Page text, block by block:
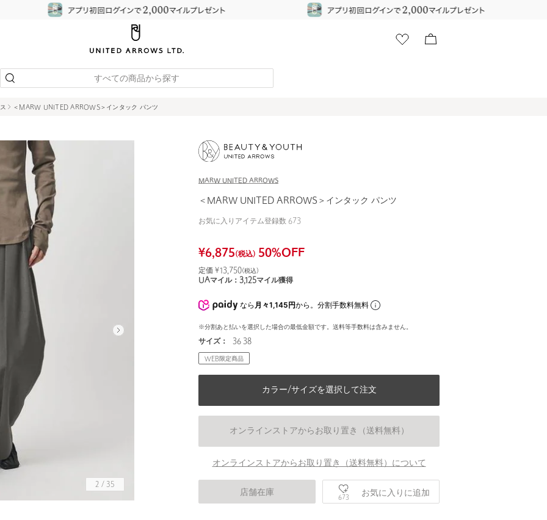
すべての商品から探す
＜MARW UNITED ARROWS＞インタック パンツ
2 / 35
MARW UNITED ARROWS
＜MARW UNITED ARROWS＞インタック パンツ
お気に入りアイテム登録数 673
¥6,875(税込) 50%OFF
定価 ¥ 13,750(税込)
UAマイル： 3,125マイル獲得
なら 月々1,145円から。分割手数料無料
※分割あと払いを選択した場合の最低金額です。送料等手数料は含みません。
サイズ： 36 38
WEB限定商品
カラー/サイズを選択して注文
オンラインストアからお取り置き（送料無料）
オンラインストアからお取り置き（送料無料）について
店舗在庫
673 お気に入りに追加